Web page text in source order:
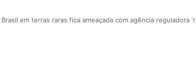
em terras raras fica ameaçada com agência reguladora